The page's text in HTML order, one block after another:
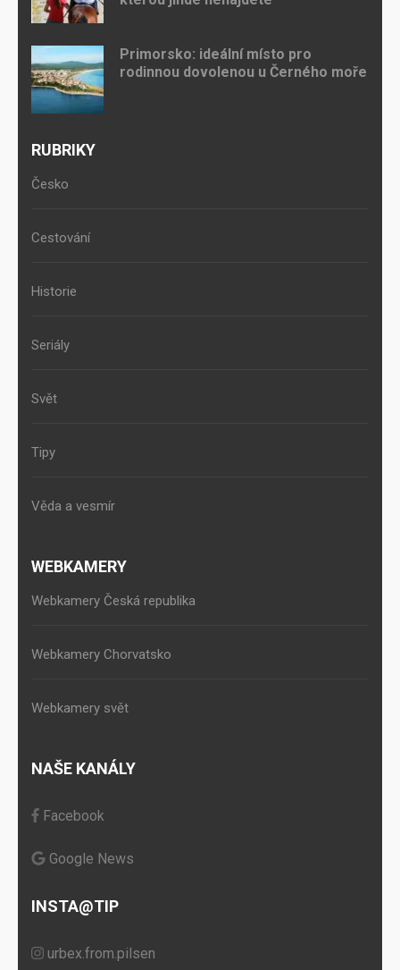
Primorsko: ideální místo pro
rodinnou dovolenou u Černého moře
RUBRIKY
Česko
Cestování
Historie
Seriály
Svět
Tipy
Věda a vesmír
WEBKAMERY
Webkamery Česká republika
Webkamery Chorvatsko
Webkamery svět
NAŠE KANÁLY
Facebook
Google News
INSTA@TIP
urbex.from.pilsen